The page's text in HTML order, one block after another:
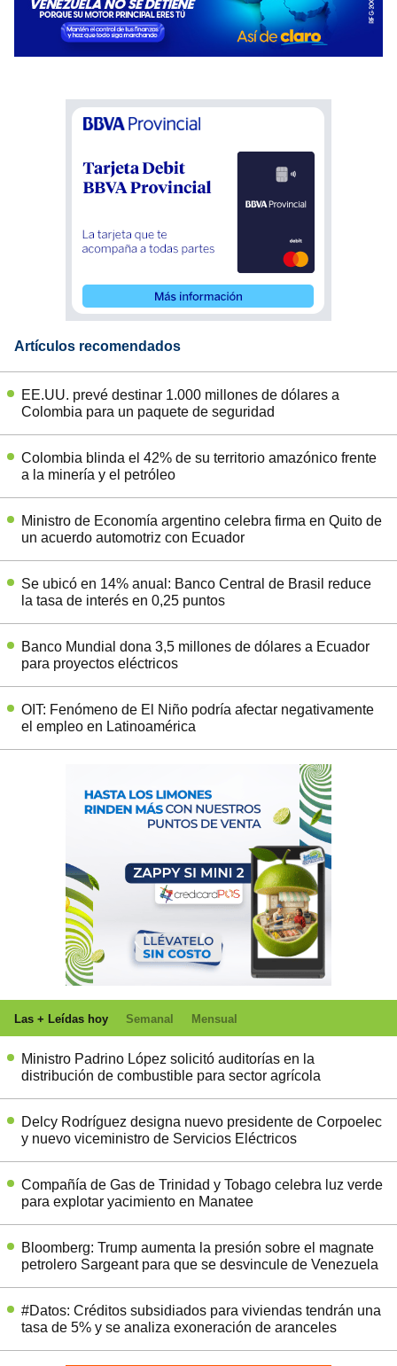
Artículos recomendados
EE.UU. prevé destinar 1.000 millones de dólares a
Colombia para un paquete de seguridad
Colombia blinda el 42% de su territorio amazónico frente
a la minería y el petróleo
Ministro de Economía argentino celebra firma en Quito de
un acuerdo automotriz con Ecuador
Se ubicó en 14% anual: Banco Central de Brasil reduce
la tasa de interés en 0,25 puntos
Banco Mundial dona 3,5 millones de dólares a Ecuador
para proyectos eléctricos
OIT: Fenómeno de El Niño podría afectar negativamente
el empleo en Latinoamérica
Las + Leídas hoy Semanal Mensual
Ministro Padrino López solicitó auditorías en la
distribución de combustible para sector agrícola
Delcy Rodríguez designa nuevo presidente de Corpoelec
y nuevo viceministro de Servicios Eléctricos
Compañía de Gas de Trinidad y Tobago celebra luz verde
para explotar yacimiento en Manatee
Bloomberg: Trump aumenta la presión sobre el magnate
petrolero Sargeant para que se desvincule de Venezuela
#Datos: Créditos subsidiados para viviendas tendrán una
tasa de 5% y se analiza exoneración de aranceles